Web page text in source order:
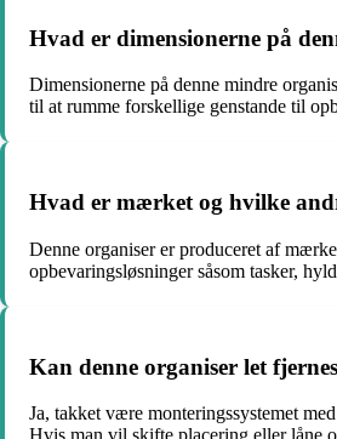
Hvad er dimensionerne på
Dimensionerne på denne mindre
til at rumme forskellige genstande til
Hvad er mærket og hvilke
Denne organiser er produceret af
opbevaringsløsninger såsom tasker,
Kan denne organiser let
Ja, takket være monteringssystemet